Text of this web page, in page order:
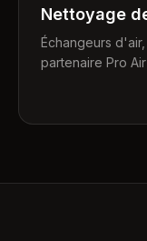
Nettoyage
Échangeurs
partenaire Pro